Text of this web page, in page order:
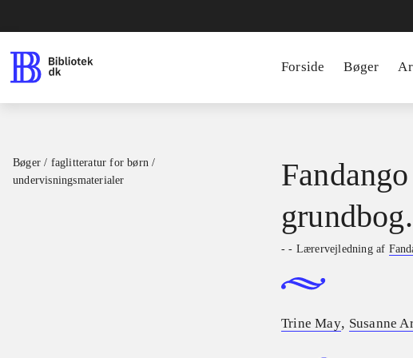
Forside Bøger
Bøger / faglitteratur for børn /
undervisningsmaterialer
- - Lærervejledning af
Trine May, Susanne